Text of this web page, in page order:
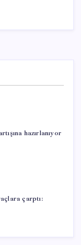
hazırlanıyor
çarptı: